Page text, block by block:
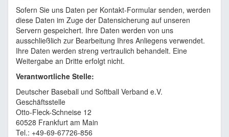
Sofern Sie uns Daten per Kontakt-Formular senden, werden
diese Daten im Zuge der Datensicherung auf unseren
Servern gespeichert. Ihre Daten werden von uns
ausschließlich zur Bearbeitung Ihres Anliegens verwendet.
Ihre Daten werden streng vertraulich behandelt. Eine
Weitergabe an Dritte erfolgt nicht.
Verantwortliche Stelle:
Deutscher Baseball und Softball Verband e.V.
Geschäftsstelle
Otto-Fleck-Schneise 12
60528 Frankfurt am Main
Tel.: +49-69-67726-856